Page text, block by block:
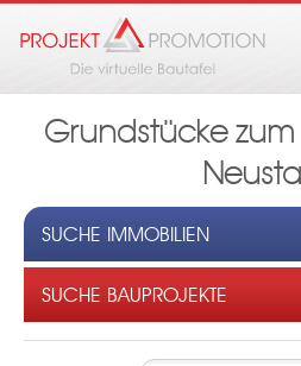
Grundstücke zum
SUCHE IMMOBILIEN
SUCHE BAUPROJEKTE